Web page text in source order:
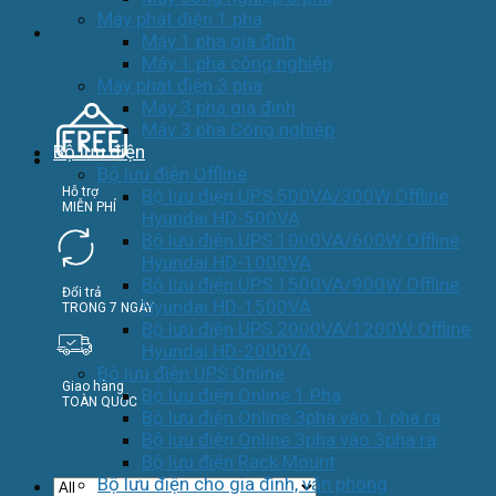
Hỗ trợ
MIỄN PHÍ
Đổi trả
TRONG 7 NGÀY
Giao hàng
TOÀN QUỐC
Máy phát điện 1 pha
Máy 1 pha gia đình
Máy 1 pha công nghiệp
Máy phát điện 3 pha
Máy 3 pha gia đình
Máy 3 pha Công nghiệp
Bộ lưu điện
Bộ lưu điện Offline
Bộ lưu điện UPS 500VA/300W Offline
Hyundai HD-500VA
Bộ lưu điện UPS 1000VA/600W Offline
Hyundai HD-1000VA
Bộ lưu điện UPS 1500VA/900W Offline
Hyundai HD-1500VA
Bộ lưu điện UPS 2000VA/1200W Offline
Hyundai HD-2000VA
Bộ lưu điện UPS Online
Bộ lưu điện Online 1 Pha
Bộ lưu điện Online 3pha vào 1 pha ra
Bộ lưu điện Online 3pha vào 3pha ra
Bộ lưu điện Rack Mount
Bộ lưu điện cho gia đình, văn phòng